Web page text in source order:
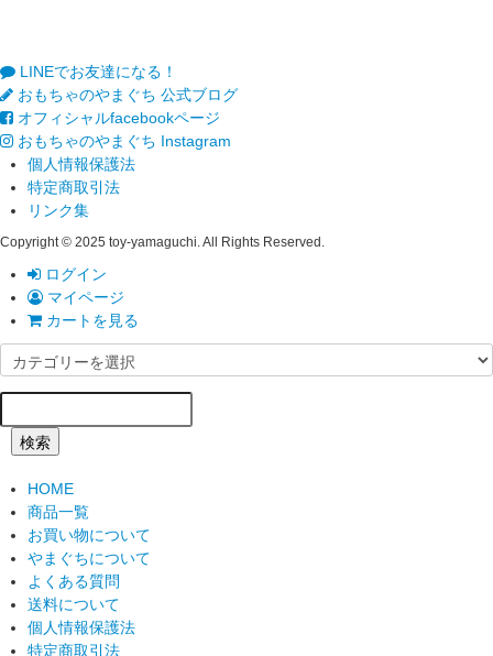
LINEでお友達になる！
おもちゃのやまぐち 公式ブログ
オフィシャルfacebookページ
おもちゃのやまぐち Instagram
個人情報保護法
特定商取引法
リンク集
Copyright © 2025 toy-yamaguchi. All Rights Reserved.
ログイン
マイページ
カートを見る
検索
HOME
商品一覧
お買い物について
やまぐちについて
よくある質問
送料について
個人情報保護法
特定商取引法